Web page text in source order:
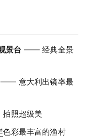
景台 —— 经典全景
—— 意大利出镜率最
照超级美
色彩最丰富的渔村